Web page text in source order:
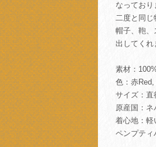
なっており
二度と同じ
帽子、鞄、
出してくれ
素材：
色：赤
サイズ：直
原産国：ネ
着心地：軽
ペンプティ